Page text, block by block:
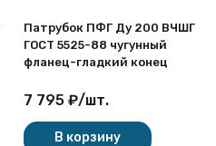
Патрубок ПФГ Ду 200 ВЧШГ
ГОСТ 5525-88 чугунный
фланец-гладкий конец
7 795 ₽/шт.
В корзину